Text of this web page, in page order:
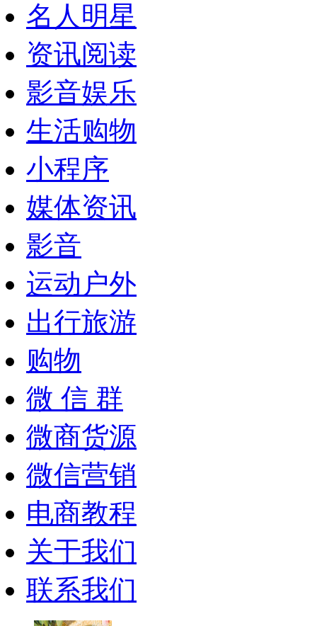
名人明星
资讯阅读
影音娱乐
生活购物
小程序
媒体资讯
影音
运动户外
出行旅游
购物
微 信 群
微商货源
微信营销
电商教程
关于我们
联系我们